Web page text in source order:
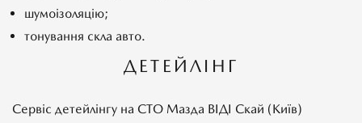
шумоізоляцію;
тонування скла авто.
ДЕТЕЙЛІНГ
Сервіс детейлінгу на СТО Мазда ВІДІ Скай (Київ)